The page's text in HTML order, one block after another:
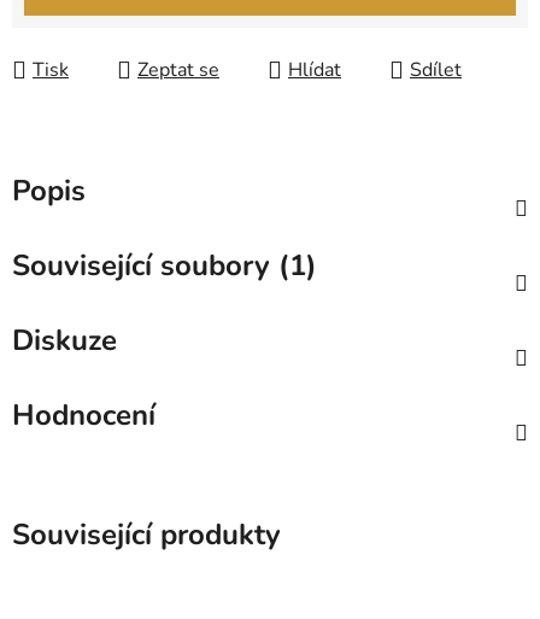
Tisk Zeptat se Hlídat Sdílet
Popis
Související soubory (1)
Diskuze
Hodnocení
Související produkty